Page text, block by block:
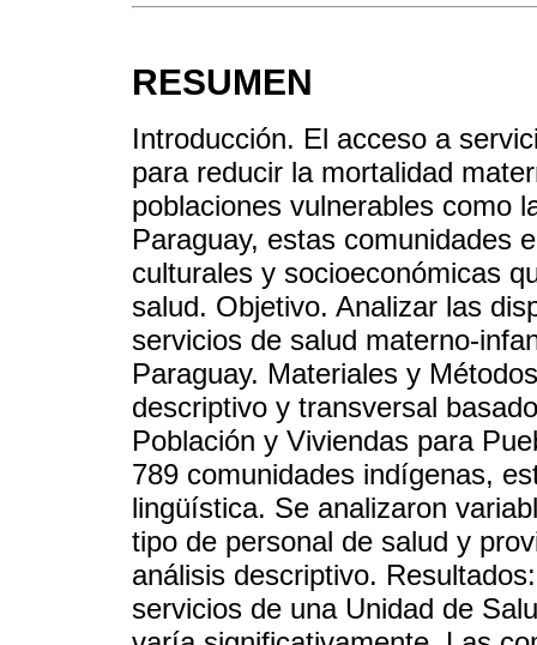
RESUMEN
Introducción. El acceso a
para reducir la mortalidad
poblaciones vulnerables como
Paraguay, estas comunidades
culturales y socioeconómicas
salud. Objetivo. Analizar las
servicios de salud materno-
Paraguay. Materiales y
descriptivo y transversal
Población y Viviendas para
789 comunidades indígenas,
lingüística. Se analizaron
tipo de personal de salud y
análisis descriptivo.
servicios de una Unidad de